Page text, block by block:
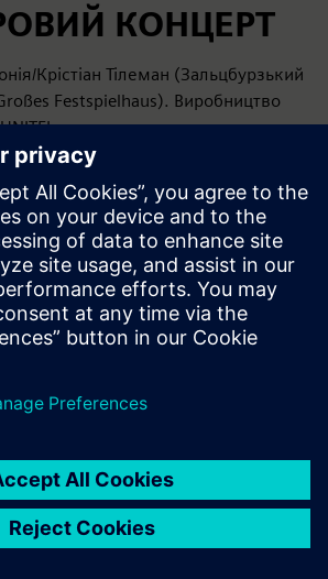
КОНЦЕРТ
Крістіан Тілеман (Зальцбурзький
Festspielhaus). Виробництво
СІМЕНС
для скрипки р мажор, op. 77
оп. 68
філармонія